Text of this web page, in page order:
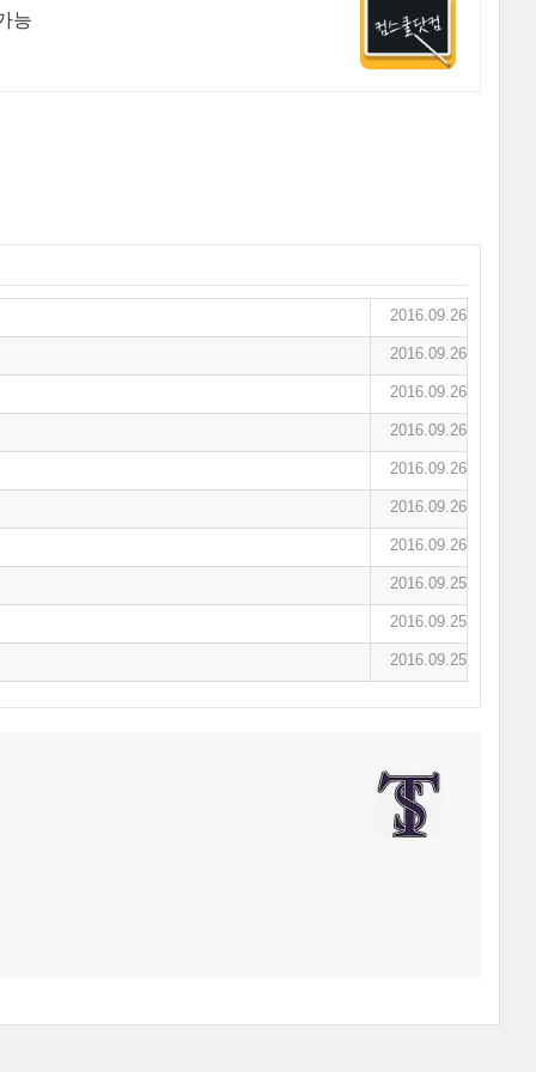
능
2016.09.26
2016.09.26
2016.09.26
2016.09.26
2016.09.26
2016.09.26
2016.09.26
2016.09.25
2016.09.25
2016.09.25